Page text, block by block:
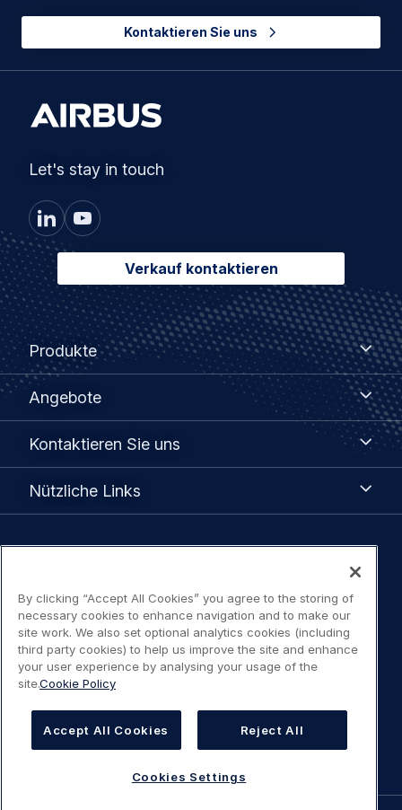
Kontaktieren Sie uns
Let's stay in touch
Verkauf kontaktieren
Footer
menu
Produkte
Produkte
Angebote
Angebote
Kontaktieren Sie uns
Nützliche Links
navigation
Nutzungsbedingungen / Kontakt
Erklärung Zugangsbeschränkung
Cookies Settings
By clicking “Accept All Cookies” you agree to the storing of
necessary cookies to enhance navigation and to make our
site work. We also set optional analytics cookies (including
third party cookies) to help us improve the site and enhance
your user experience by analysing your usage of the
site.Cookie Policy
Accept All Cookies Reject All
Cookies Settings